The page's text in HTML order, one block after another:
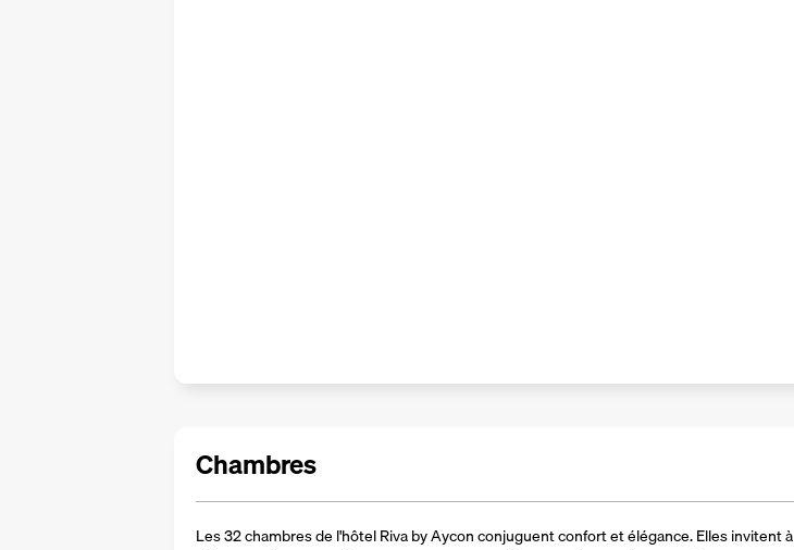
Chambres
Les 32 chambres de l'hôtel Riva by Aycon conjuguent confort et élégance. Elles invitent à